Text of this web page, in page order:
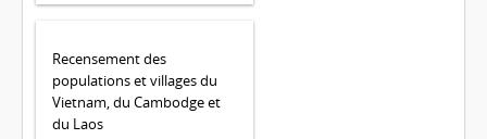
Recensement des
populations et villages du
Vietnam, du Cambodge et
du Laos